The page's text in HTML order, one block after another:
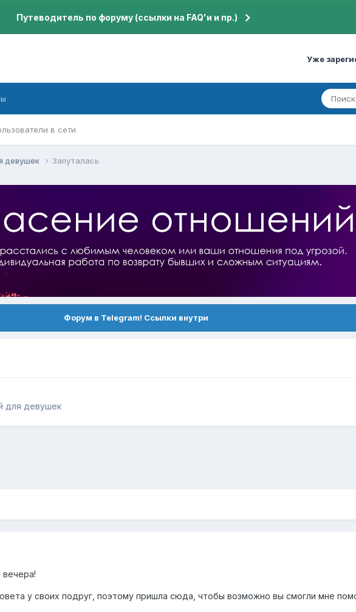
Путеводитель по форуму (ссылки на FAQ'и и пр.)
Уже
в сети
девушек Запуталась
Форум в Telegram! Ссылки внутри
для девушек
у своих подруг, поэтому пришла сюда, чтобы возможно вы смогли мне